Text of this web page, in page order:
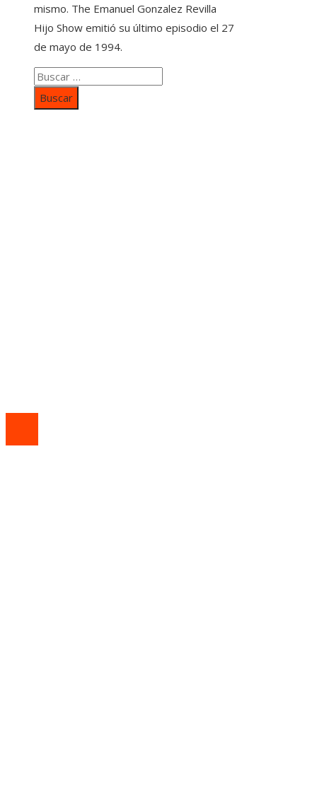
mismo. The Emanuel Gonzalez Revilla
Hijo Show emitió su último episodio el 27
de mayo de 1994.
Buscar: